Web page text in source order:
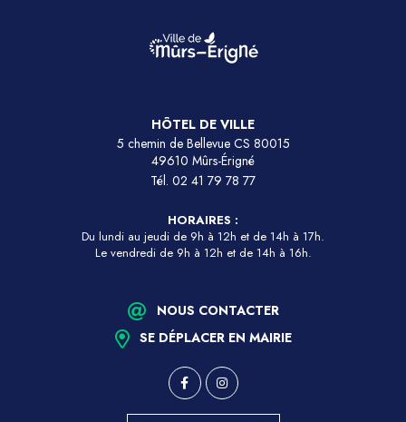
HÔTEL DE VILLE
5 chemin de Bellevue CS 80015
49610 Mûrs-Érigné
Tél. 02 41 79 78 77
HORAIRES :
Du lundi au jeudi de 9h à 12h et de 14h à 17h.
Le vendredi de 9h à 12h et de 14h à 16h.
NOUS CONTACTER
SE DÉPLACER EN MAIRIE